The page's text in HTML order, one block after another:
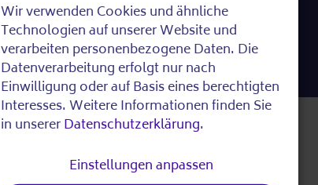
Spenden
Pressebereich
Use
of
personal
Wir verwenden Cookies und ähnliche
Technologien auf unserer Website und
verarbeiten personenbezogene Daten. Die
Datenverarbeitung erfolgt nur nach
Einwilligung oder auf Basis eines berechtigten
Interesses. Weitere Informationen finden Sie
in unsererDatenschutzerklärung.
Einstellungen anpassen